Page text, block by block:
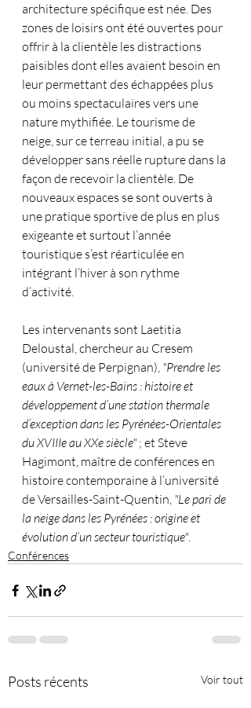
architecture spécifique est née. Des
zones de loisirs ont été ouvertes pour
offrir à la clientèle les distractions
paisibles dont elles avaient besoin en
leur permettant des échappées plus
ou moins spectaculaires vers une
nature mythifiée. Le tourisme de
neige, sur ce terreau initial, a pu se
développer sans réelle rupture dans la
façon de recevoir la clientèle. De
nouveaux espaces se sont ouverts à
une pratique sportive de plus en plus
exigeante et surtout l’année
touristique s’est réarticulée en
intégrant l’hiver à son rythme
d’activité.
Les intervenants sont Laetitia
Deloustal, chercheur au Cresem
(université de Perpignan), "Prendre les
eaux à Vernet-les-Bains : histoire et
développement d’une station thermale
d’exception dans les Pyrénées-Orientales
du XVIIIe au XXe siècle" ; et Steve
Hagimont, maître de conférences en
histoire contemporaine à l’université
de Versailles-Saint-Quentin, "Le pari de
la neige dans les Pyrénées : origine et
évolution d’un secteur touristique".
Conférences
Posts récents Voir tout